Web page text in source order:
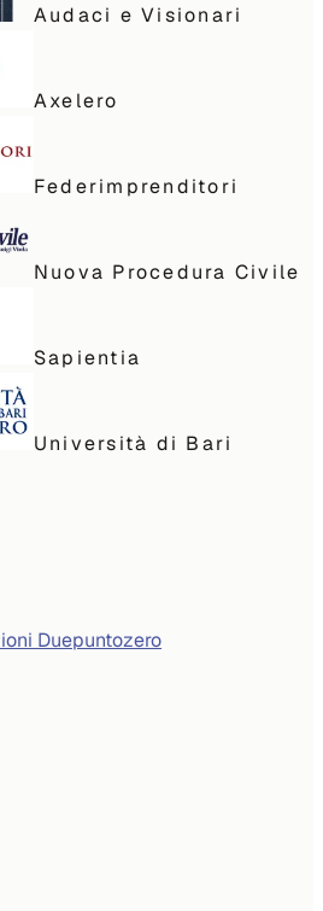
Audaci e Visionari
Axelero
Federimprenditori
Nuova Procedura Civile
Sapientia
Università di Bari
Duepuntozero